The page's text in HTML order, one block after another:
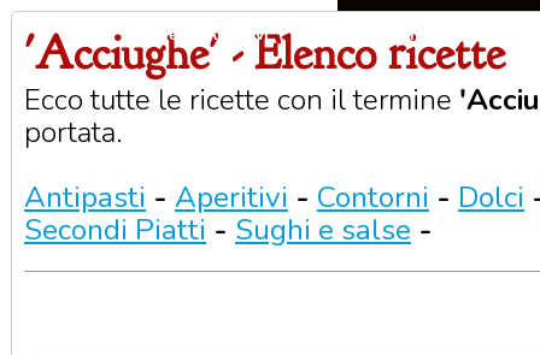
Home Aperitivi Primi Piatti
'Acciughe' - Elenco ricette
Ecco tutte le ricette con il termine
portata.
Antipasti - Aperitivi - Contorni - Dolci
Secondi Piatti - Sughi e salse -